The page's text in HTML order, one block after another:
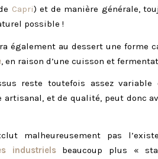
Capri) et de manière générale,
possible !
également au dessert une forme
, en raison d’une cuisson et
reste toutefois assez
artisanal, et de qualité, peut donc
malheureusement pas
industrielsbeaucoup plus «